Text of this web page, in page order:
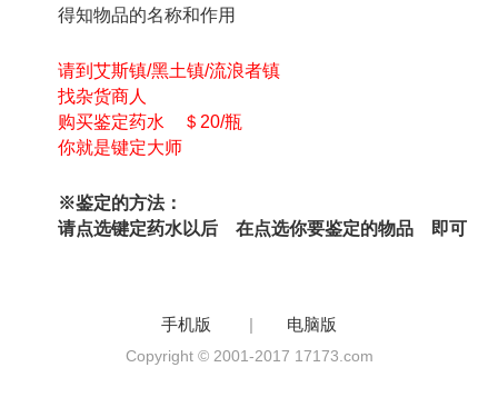
得知物品的名称和作用
请到艾斯镇/黑土镇/流浪者镇
找杂货商人
购买鉴定药水 ＄20/瓶
你就是键定大师
※鉴定的方法：
请点选键定药水以后 在点选你要鉴定的物品 即可
手机版 | 电脑版
Copyright © 2001-2017 17173.com